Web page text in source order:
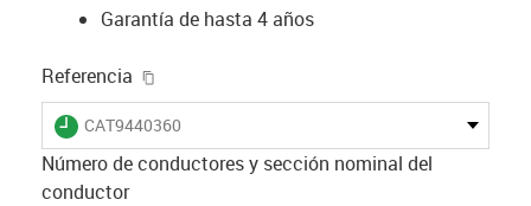
Garantía de hasta 4 años
Referencia
igus-icon-lieferzeit
CAT9440360
Número de conductores y sección nominal del
conductor